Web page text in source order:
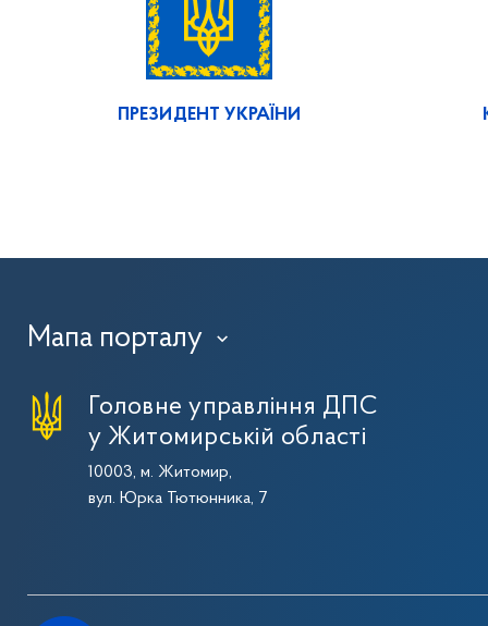
ПРЕЗИДЕНТ УКРАЇНИ
Мапа порталу ›
Головне управління ДПС
у Житомирській області
10003, м. Житомир,
вул. Юрка Тютюнника, 7